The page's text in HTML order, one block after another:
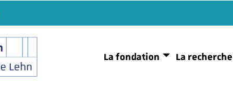
La fondation La recherche